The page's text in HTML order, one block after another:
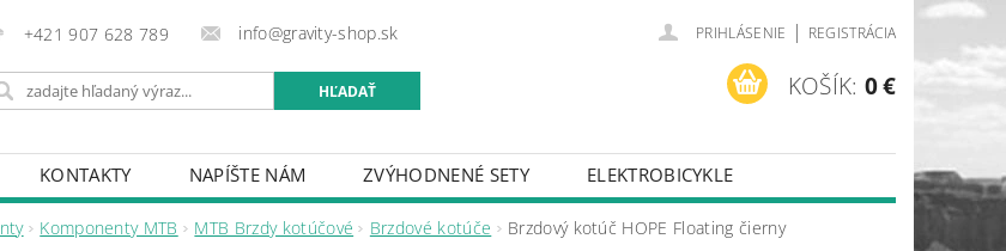
+421 907 628 789 info@gravity-shop.sk PRIHLÁSENIE | REGISTRÁCIA
KOŠÍK: 0 €
KONTAKTY NAPÍŠTE NÁM ZVÝHODNENÉ SETY
ELEKTROBICYKLE
Komponenty MTB MTB Brzdy kotúčové Brzdové kotúče Brzdový kotúč HOPE Floating čierny